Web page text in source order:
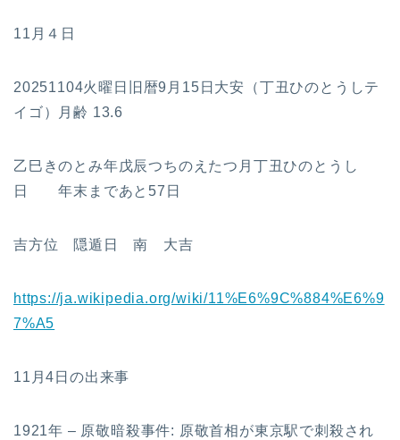
11月４日
20251104火曜日旧暦9月15日大安（丁丑ひのとうしテ
イゴ）月齢 13.6
乙巳きのとみ年戊辰つちのえたつ月丁丑ひのとうし
日 年末まであと57日
吉方位 隠遁日 南 大吉
https://ja.wikipedia.org/wiki/11%E6%9C%884%E6%9
7%A5
11月4日の出来事
1921年 – 原敬暗殺事件: 原敬首相が東京駅で刺殺され